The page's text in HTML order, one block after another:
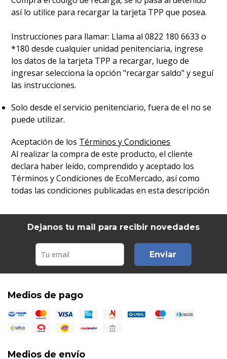
así lo utilice para recargar la tarjeta TPP que posea.
Instrucciones para llamar: Llama al 0822 180 6633 o
*180 desde cualquier unidad penitenciaria, ingrese
los datos de la tarjeta TPP a recargar, luego de
ingresar selecciona la opción "recargar saldo" y seguí
las instrucciones.
Solo desde el servicio penitenciario, fuera de el no se
puede utilizar.
Aceptación de los Términos y Condiciones
Al realizar la compra de este producto, el cliente
declara haber leído, comprendido y aceptado los
Términos y Condiciones de EcoMercado, así como
todas las condiciones publicadas en esta descripción
Dejanos tu mail para recibir novedades
Enviar
Medios de pago
Medios de envío